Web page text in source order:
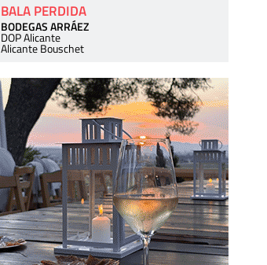
BALA PERDIDA
BODEGAS ARRÁEZ
DOP Alicante
Alicante Bouschet